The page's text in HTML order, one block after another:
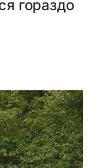
гораздо